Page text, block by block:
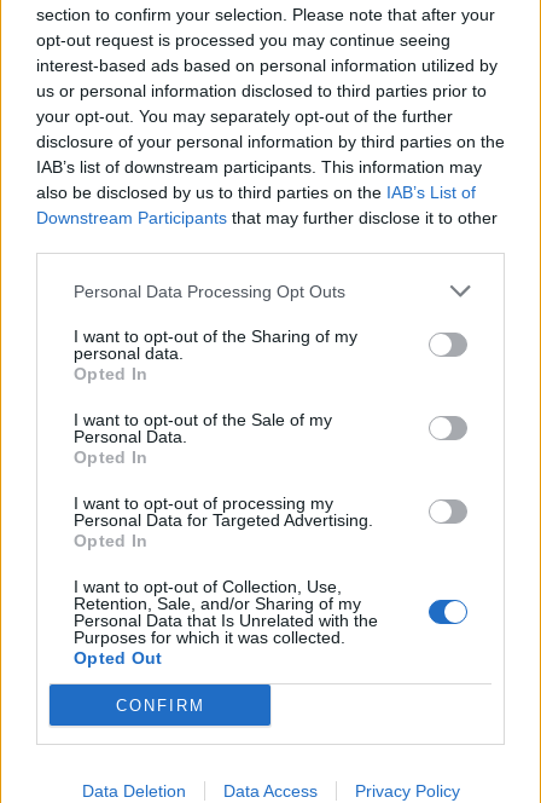
section to confirm your selection. Please note that after your
opt-out request is processed you may continue seeing
interest-based ads based on personal information utilized by
us or personal information disclosed to third parties prior to
your opt-out. You may separately opt-out of the further
disclosure of your personal information by third parties on the
IAB’s list of downstream participants. This information may
also be disclosed by us to third parties on the IAB’s List of
Downstream Participants that may further disclose it to other
Personal Data Processing Opt Outs
I want to opt-out of the Sharing of my
personal data.
Opted In
I want to opt-out of the Sale of my
Personal Data.
Opted In
I want to opt-out of processing my
Personal Data for Targeted Advertising.
Opted In
I want to opt-out of Collection, Use,
Retention, Sale, and/or Sharing of my
Personal Data that Is Unrelated with the
Purposes for which it was collected.
Opted Out
CONFIRM
Data Deletion Data Access Privacy Policy